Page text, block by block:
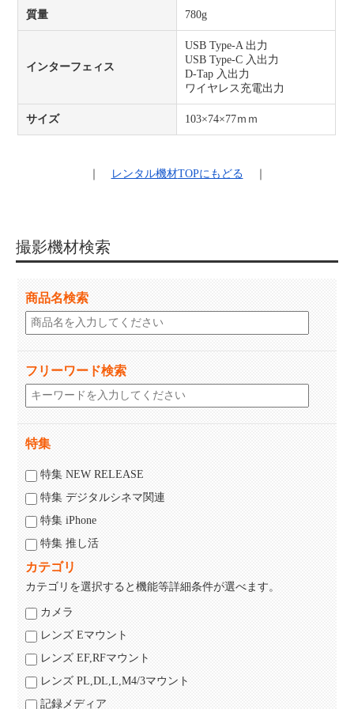
質量 780g
インターフェィス
USB Type-A 出力
USB Type-C 入出力
D-Tap 入出力
ワイヤレス充電出力
サイズ 103×74×77ｍｍ
レンタル機材TOPにもどる
撮影機材検索
商品名検索
フリーワード検索
特集
特集 NEW RELEASE
特集 デジタルシネマ関連
特集 iPhone
特集 推し活
カテゴリ
カテゴリを選択すると機能等詳細条件が選べます。
カメラ
レンズ Eマウント
レンズ EF,RFマウント
レンズ PL,DL,L,M4/3マウント
記録メディア